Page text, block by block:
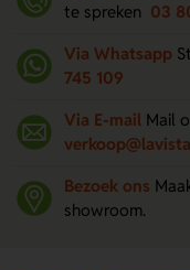
te spreken 03
Via Whatsapp
745 109
Via E-mail Mail
Bezoek ons
showroom.